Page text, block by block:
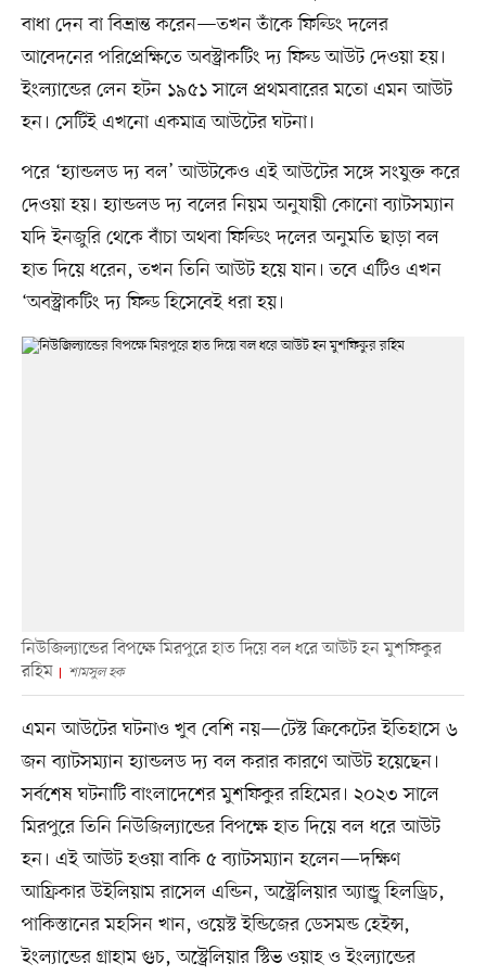
বাধা দেন বা বিভ্রান্ত করেন—তখন তাঁকে ফিল্ডিং দলের
আবেদনের পরিপ্রেক্ষিতে অবস্ট্রাকটিং দ্য ফিল্ড আউট দেওয়া হয়।
ইংল্যান্ডের লেন হটন ১৯৫১ সালে প্রথমবারের মতো এমন আউট
হন। সেটিই এখনো একমাত্র আউটের ঘটনা।
পরে ‘হ্যান্ডলড দ্য বল’ আউটকেও এই আউটের সঙ্গে সংযুক্ত করে
দেওয়া হয়। হ্যান্ডলড দ্য বলের নিয়ম অনুযায়ী কোনো ব্যাটসম্যান
যদি ইনজুরি থেকে বাঁচা অথবা ফিল্ডিং দলের অনুমতি ছাড়া বল
হাত দিয়ে ধরেন, তখন তিনি আউট হয়ে যান। তবে এটিও এখন
‘অবস্ট্রাকটিং দ্য ফিল্ড হিসেবেই ধরা হয়।
নিউজিল্যান্ডের বিপক্ষে মিরপুরে হাত দিয়ে বল ধরে আউট হন মুশফিকুর
রহিম
শামসুল হক
এমন আউটের ঘটনাও খুব বেশি নয়—টেস্ট ক্রিকেটের ইতিহাসে ৬
জন ব্যাটসম্যান হ্যান্ডলড দ্য বল করার কারণে আউট হয়েছেন।
সর্বশেষ ঘটনাটি বাংলাদেশের মুশফিকুর রহিমের। ২০২৩ সালে
মিরপুরে তিনি নিউজিল্যান্ডের বিপক্ষে হাত দিয়ে বল ধরে আউট
হন। এই আউট হওয়া বাকি ৫ ব্যাটসম্যান হলেন—দক্ষিণ
আফ্রিকার উইলিয়াম রাসেল এন্ডিন, অস্ট্রেলিয়ার অ্যান্ড্রু হিলড্রিচ,
পাকিস্তানের মহসিন খান, ওয়েস্ট ইন্ডিজের ডেসমন্ড হেইন্স,
ইংল্যান্ডের গ্রাহাম গুচ, অস্ট্রেলিয়ার স্টিভ ওয়াহ ও ইংল্যান্ডের